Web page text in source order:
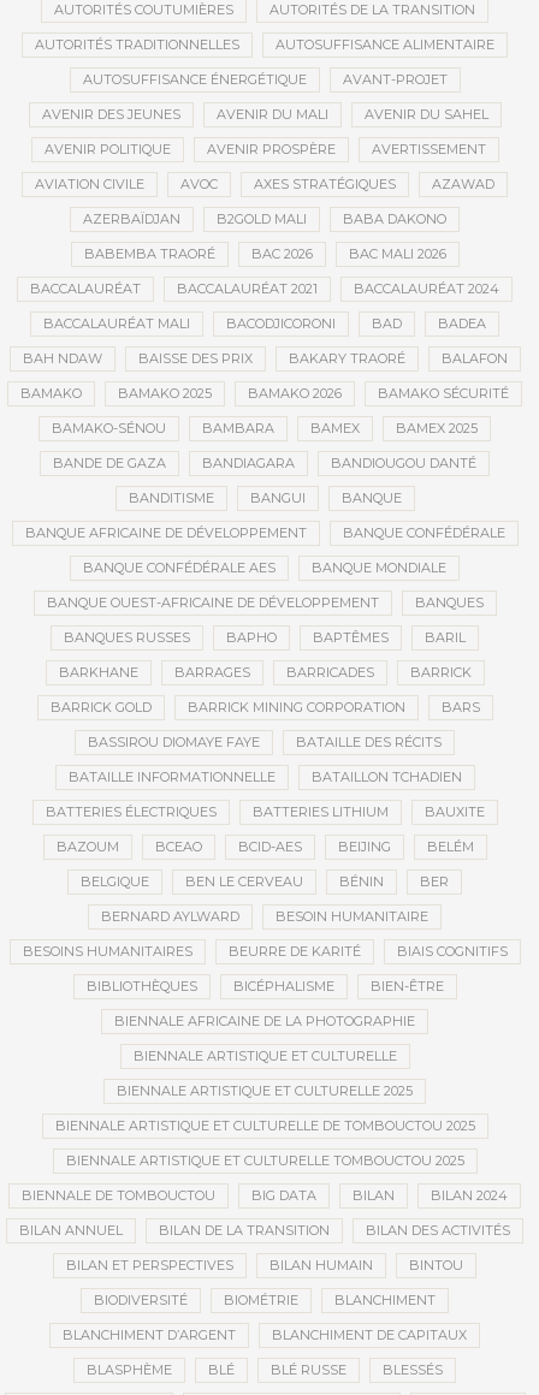
AUTORITÉS COUTUMIÈRES AUTORITÉS DE LA TRANSITION
AUTORITÉS TRADITIONNELLES AUTOSUFFISANCE ALIMENTAIRE
AUTOSUFFISANCE ÉNERGÉTIQUE AVANT-PROJET
AVENIR DES JEUNES AVENIR DU MALI AVENIR DU SAHEL
AVENIR POLITIQUE AVENIR PROSPÈRE AVERTISSEMENT
AVIATION CIVILE AVOC AXES STRATÉGIQUES AZAWAD
AZERBAÏDJAN B2GOLD MALI BABA DAKONO
BABEMBA TRAORÉ BAC 2026 BAC MALI 2026
BACCALAURÉAT BACCALAURÉAT 2021 BACCALAURÉAT 2024
BACCALAURÉAT MALI BACODJICORONI BAD BADEA
BAH NDAW BAISSE DES PRIX BAKARY TRAORÉ BALAFON
BAMAKO BAMAKO 2025 BAMAKO 2026 BAMAKO SÉCURITÉ
BAMAKO-SÉNOU BAMBARA BAMEX BAMEX 2025
BANDE DE GAZA BANDIAGARA BANDIOUGOU DANTÉ
BANDITISME BANGUI BANQUE
BANQUE AFRICAINE DE DÉVELOPPEMENT BANQUE CONFÉDÉRALE
BANQUE CONFÉDÉRALE AES BANQUE MONDIALE
BANQUE OUEST-AFRICAINE DE DÉVELOPPEMENT BANQUES
BANQUES RUSSES BAPHO BAPTÊMES BARIL
BARKHANE BARRAGES BARRICADES BARRICK
BARRICK GOLD BARRICK MINING CORPORATION BARS
BASSIROU DIOMAYE FAYE BATAILLE DES RÉCITS
BATAILLE INFORMATIONNELLE BATAILLON TCHADIEN
BATTERIES ÉLECTRIQUES BATTERIES LITHIUM BAUXITE
BAZOUM BCEAO BCID-AES BEIJING BELÉM
BELGIQUE BEN LE CERVEAU BÉNIN BER
BERNARD AYLWARD BESOIN HUMANITAIRE
BESOINS HUMANITAIRES BEURRE DE KARITÉ BIAIS COGNITIFS
BIBLIOTHÈQUES BICÉPHALISME BIEN-ÊTRE
BIENNALE AFRICAINE DE LA PHOTOGRAPHIE
BIENNALE ARTISTIQUE ET CULTURELLE
BIENNALE ARTISTIQUE ET CULTURELLE 2025
BIENNALE ARTISTIQUE ET CULTURELLE DE TOMBOUCTOU 2025
BIENNALE ARTISTIQUE ET CULTURELLE TOMBOUCTOU 2025
BIENNALE DE TOMBOUCTOU BIG DATA BILAN BILAN 2024
BILAN ANNUEL BILAN DE LA TRANSITION BILAN DES ACTIVITÉS
BILAN ET PERSPECTIVES BILAN HUMAIN BINTOU
BIODIVERSITÉ BIOMÉTRIE BLANCHIMENT
BLANCHIMENT D’ARGENT BLANCHIMENT DE CAPITAUX
BLASPHÈME BLÉ BLÉ RUSSE BLESSÉS